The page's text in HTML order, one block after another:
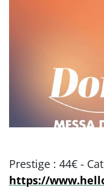
Prestige : 44€ -
https://